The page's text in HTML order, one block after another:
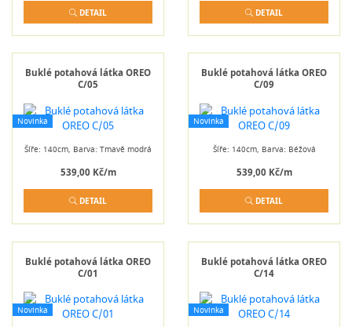
DETAIL DETAIL
Buklé potahová látka OREO
C/05
Novinka
Šíře: 140cm, Barva: Tmavě modrá
539,00 Kč/m
DETAIL
Buklé potahová látka OREO
C/09
Novinka
Šíře: 140cm, Barva: Béžová
539,00 Kč/m
DETAIL
Buklé potahová látka OREO
C/01
Novinka
Buklé potahová látka OREO
C/14
Novinka